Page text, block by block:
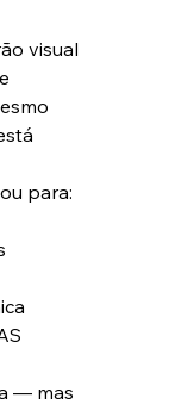
visual
para:
— mas